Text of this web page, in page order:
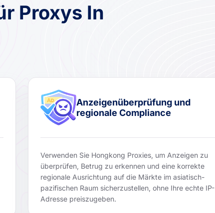
Proxys In
Anzeigenüberprüfung und
regionale Compliance
Verwenden Sie Hongkong Proxies, um Anzeigen zu
überprüfen, Betrug zu erkennen und eine korrekte
regionale Ausrichtung auf die Märkte im asiatisch-
pazifischen Raum sicherzustellen, ohne Ihre echte IP-
Adresse preiszugeben.